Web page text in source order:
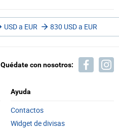
USD a EUR 830 USD a EUR
Quédate con nosotros:
Ayuda
Contactos
Widget de divisas